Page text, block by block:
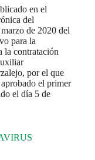
en el
del
de 2020 del
para la
la contratación
por el que
el primer
el día 5 de